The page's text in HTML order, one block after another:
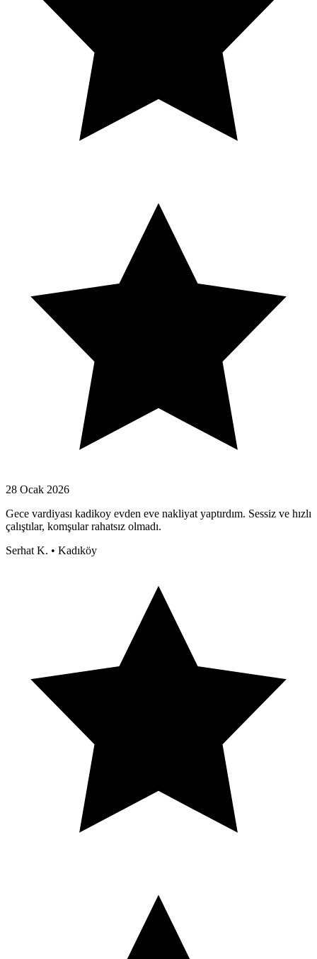
28 Ocak 2026
Gece vardiyası kadikoy evden eve nakliyat yaptırdım. Sessiz ve hızlı
çalıştılar, komşular rahatsız olmadı.
Serhat K. • Kadıköy